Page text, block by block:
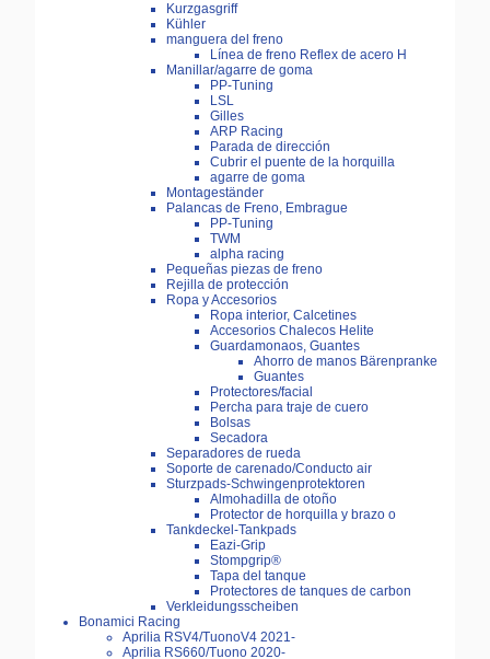
Kurzgasgriff
Kühler
manguera del freno
Línea de freno Reflex de acero H
Manillar/agarre de goma
PP-Tuning
LSL
Gilles
ARP Racing
Parada de dirección
Cubrir el puente de la horquilla
agarre de goma
Montageständer
Palancas de Freno, Embrague
PP-Tuning
TWM
alpha racing
Pequeñas piezas de freno
Rejilla de protección
Ropa y Accesorios
Ropa interior, Calcetines
Accesorios Chalecos Helite
Guardamonaos, Guantes
Ahorro de manos Bärenpranke
Guantes
Protectores/facial
Percha para traje de cuero
Bolsas
Secadora
Separadores de rueda
Soporte de carenado/Conducto air
Sturzpads-Schwingenprotektoren
Almohadilla de otoño
Protector de horquilla y brazo o
Tankdeckel-Tankpads
Eazi-Grip
Stompgrip®
Tapa del tanque
Protectores de tanques de carbon
Verkleidungsscheiben
Bonamici Racing
Aprilia RSV4/TuonoV4 2021-
Aprilia RS660/Tuono 2020-